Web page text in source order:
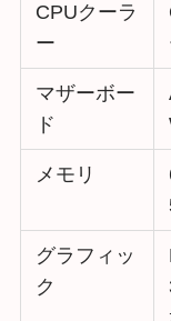
CPUクーラ
ー
マザーボー
ド
メモリ
グラフィッ
ク